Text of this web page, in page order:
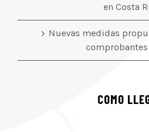
en Costa
Nuevas medidas
COMO